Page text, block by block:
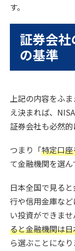
す。
証券会
の基準
上記の内容をふま
え決まれば、
証券会社も必然的
つまり「特定口
て金融機関を選ん
日本全国で見る
行や信用金庫な
い投資ができませ
ると金融機関は
ら選ぶことになり